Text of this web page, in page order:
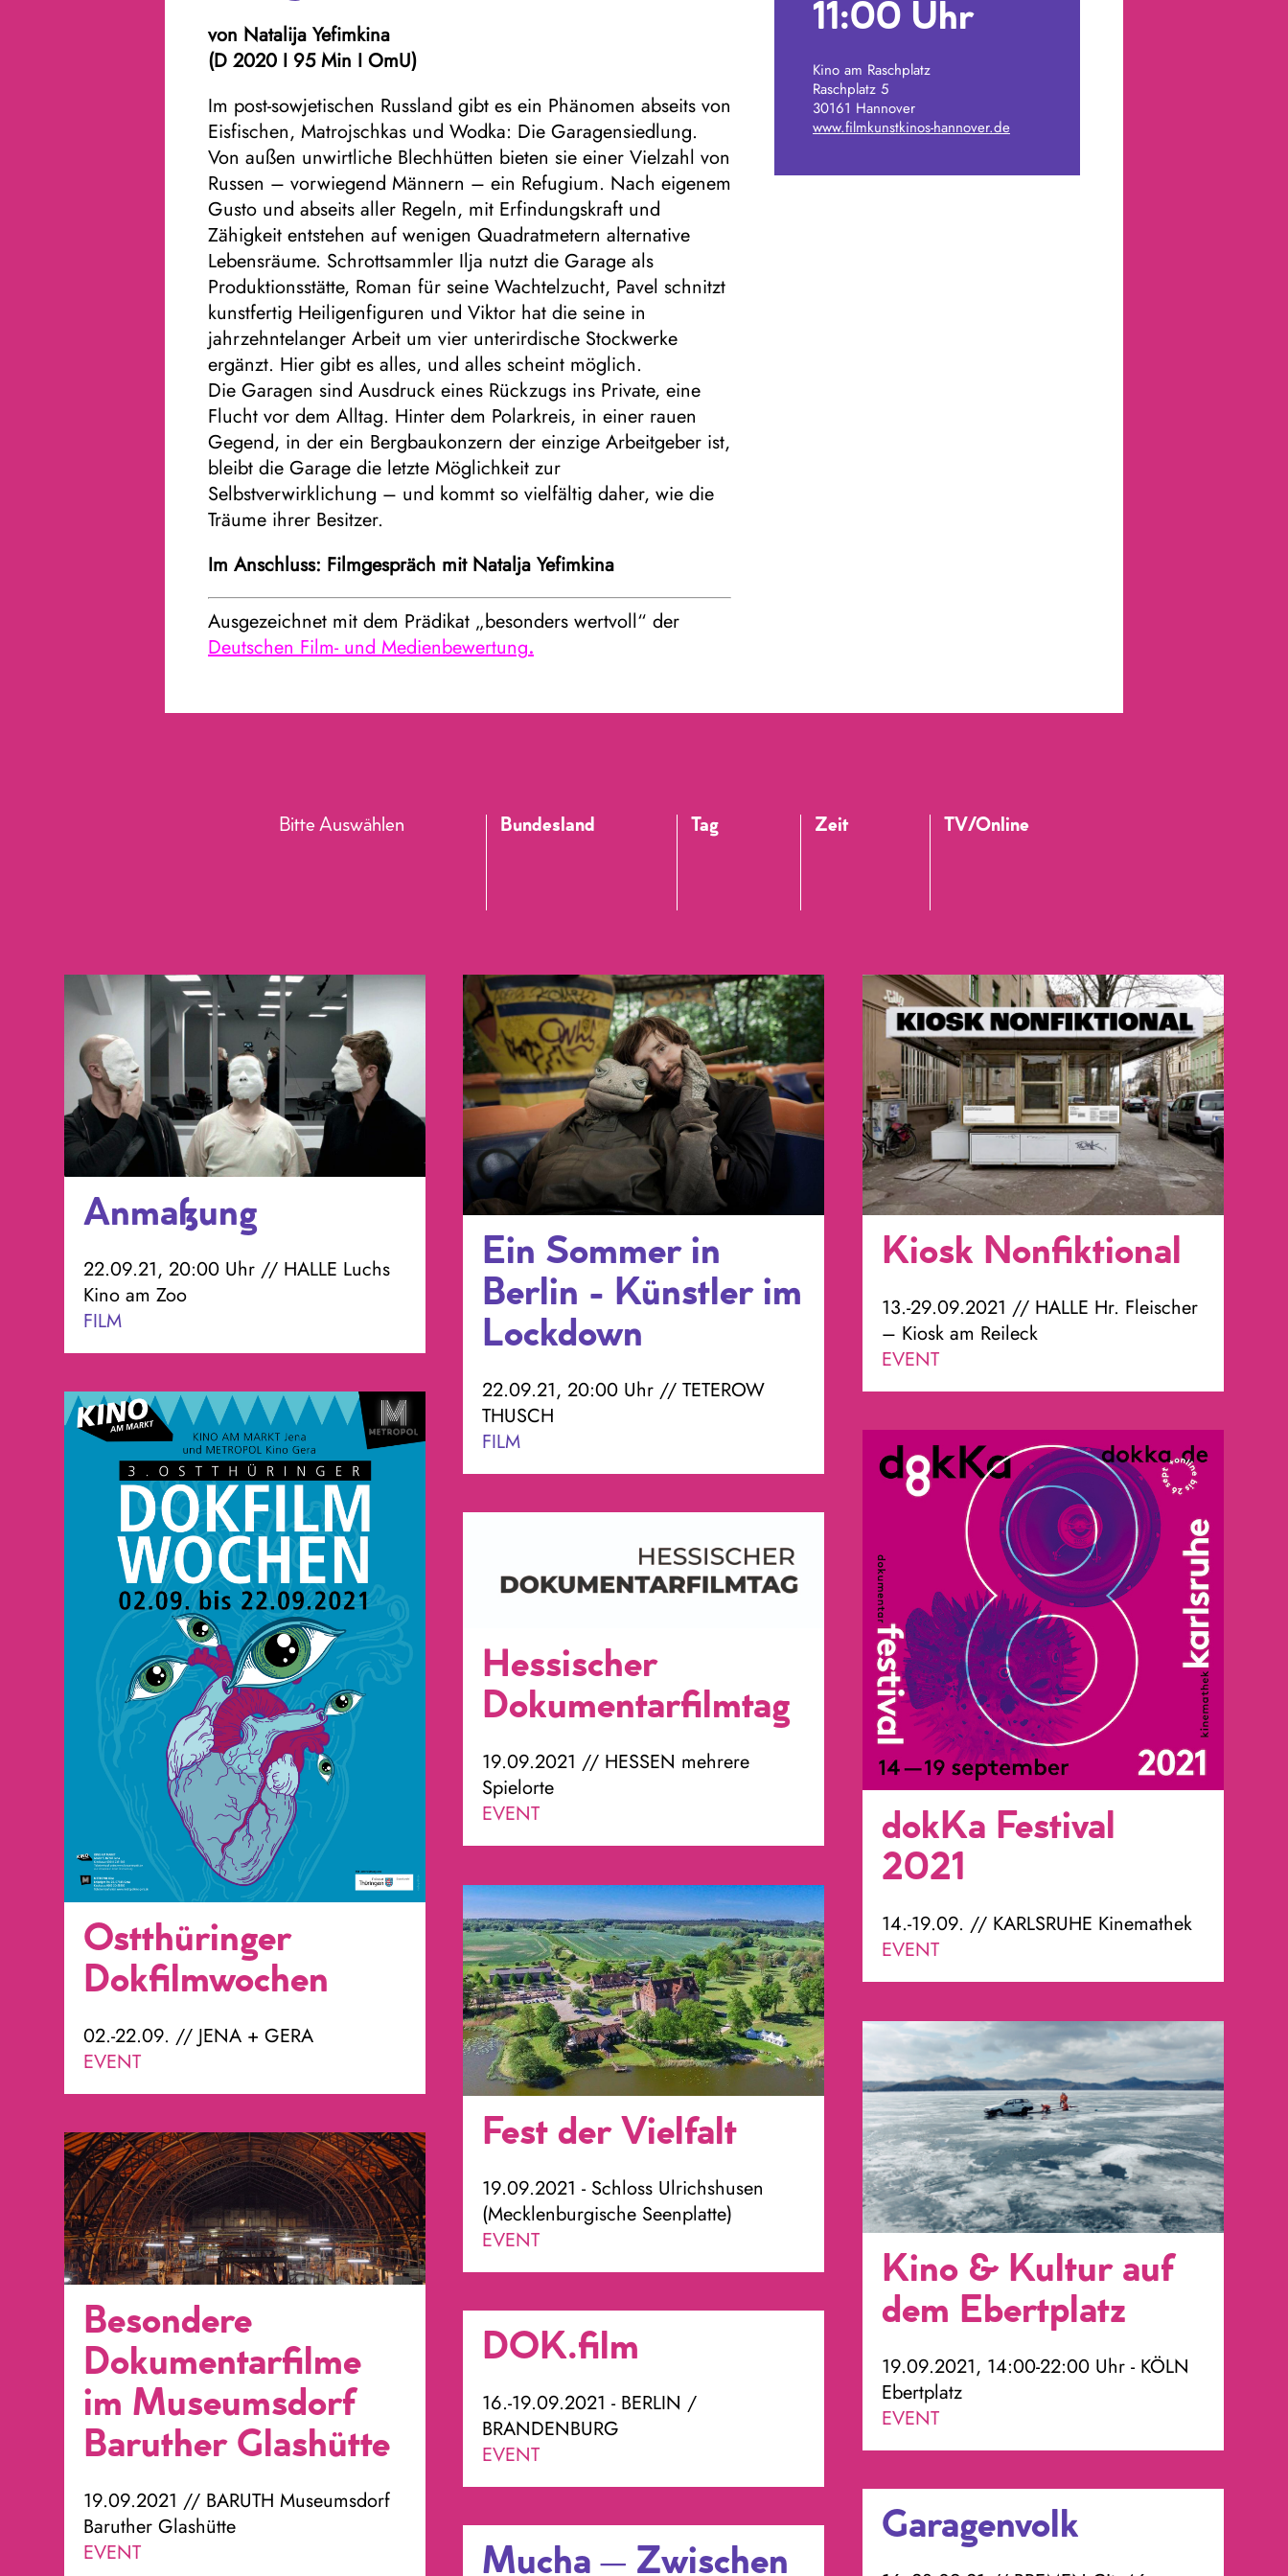
von Natalija Yefimkina
(D 2020 I 95 Min I OmU)
Im post-sowjetischen Russland gibt es ein Phänomen abseits von
Eisfischen, Matrojschkas und Wodka: Die Garagensiedlung.
Von außen unwirtliche Blechhütten bieten sie einer Vielzahl von
Russen – vorwiegend Männern – ein Refugium. Nach eigenem
Gusto und abseits aller Regeln, mit Erfindungskraft und
Zähigkeit entstehen auf wenigen Quadratmetern alternative
Lebensräume. Schrottsammler Ilja nutzt die Garage als
Produktionsstätte, Roman für seine Wachtelzucht, Pavel schnitzt
kunstfertig Heiligenfiguren und Viktor hat die seine in
jahrzehntelanger Arbeit um vier unterirdische Stockwerke
ergänzt. Hier gibt es alles, und alles scheint möglich.
Die Garagen sind Ausdruck eines Rückzugs ins Private, eine
Flucht vor dem Alltag. Hinter dem Polarkreis, in einer rauen
Gegend, in der ein Bergbaukonzern der einzige Arbeitgeber ist,
bleibt die Garage die letzte Möglichkeit zur
Selbstverwirklichung – und kommt so vielfältig daher, wie die
Träume ihrer Besitzer.
Im Anschluss: Filmgespräch mit Natalja Yefimkina
Ausgezeichnet mit dem Prädikat „besonders wertvoll“ der
Deutschen Film- und Medienbewertung.
11:00 Uhr
Kino am Raschplatz
Raschplatz 5
30161 Hannover
www.filmkunstkinos-hannover.de
Bitte Auswählen Bundesland Tag Zeit TV/Online
Anmaßung
22.09.21, 20:00 Uhr // HALLE Luchs
Kino am Zoo
FILM
Ein Sommer in
Berlin - Künstler im
Lockdown
22.09.21, 20:00 Uhr // TETEROW
THUSCH
FILM
Kiosk Nonfiktional
13.-29.09.2021 // HALLE Hr. Fleischer
– Kiosk am Reileck
EVENT
Ostthüringer
Dokfilmwochen
02.-22.09. // JENA + GERA
EVENT
Hessischer
Dokumentarfilmtag
19.09.2021 // HESSEN mehrere
Spielorte
EVENT
dokKa Festival
2021
14.-19.09. // KARLSRUHE Kinemathek
EVENT
Besondere
Dokumentarfilme
im Museumsdorf
Baruther Glashütte
19.09.2021 // BARUTH Museumsdorf
Baruther Glashütte
EVENT
Fest der Vielfalt
19.09.2021 - Schloss Ulrichshusen
(Mecklenburgische Seenplatte)
EVENT
Kino & Kultur auf
dem Ebertplatz
19.09.2021, 14:00-22:00 Uhr - KÖLN
Ebertplatz
EVENT
DOK.film
16.-19.09.2021 - BERLIN /
BRANDENBURG
EVENT
Garagenvolk
Mucha – Zwischen